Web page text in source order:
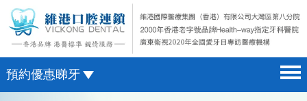
預約優惠睇牙